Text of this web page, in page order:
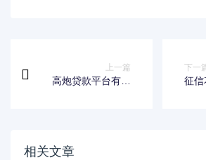
上一篇
高炮贷款平台有哪
下一
征信
相关文章